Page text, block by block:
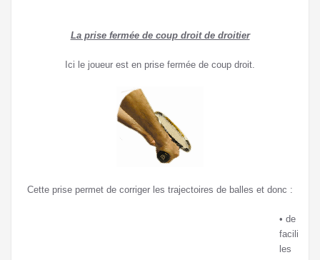
La prise fermée de coup droit de droitier
Ici le joueur est en prise fermée de coup droit.
Cette prise permet de corriger les trajectoires de balles et donc :
• de
faciliter
les